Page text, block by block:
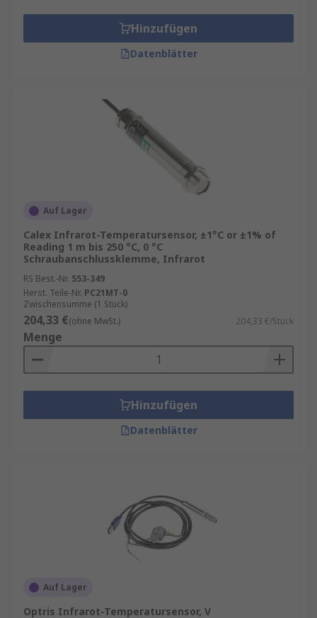
Hinzufügen
Datenblätter
Auf Lager
Calex Infrarot-Temperatursensor, ±1°C or ±1% of
Reading 1 m bis 250 °C, 0 °C
Schraubanschlussklemme, Infrarot
RS Best.-Nr. 553-349
Herst. Teile-Nr. PC21MT-0
Zwischensumme (1 Stück)
204,33 €(ohne MwSt.) 204,33 €/Stück
Menge
Hinzufügen
Datenblätter
Auf Lager
Optris Infrarot-Temperatursensor, V